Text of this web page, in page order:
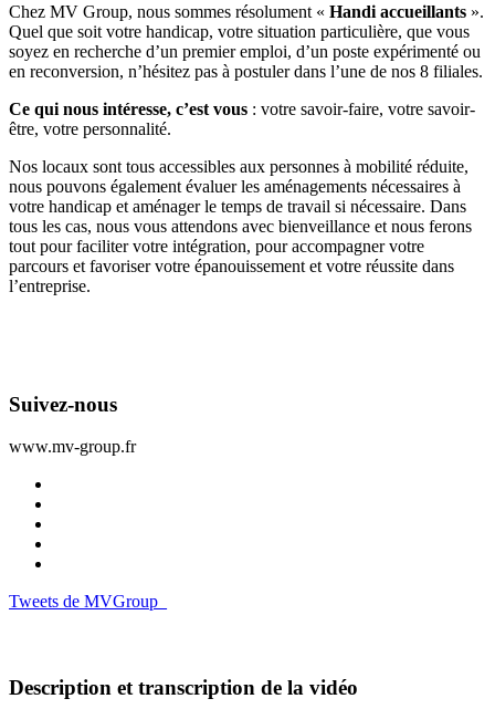
Chez MV Group, nous sommes résolument « Handi accueillants ».
Quel que soit votre handicap, votre situation particulière, que vous
soyez en recherche d’un premier emploi, d’un poste expérimenté ou
en reconversion, n’hésitez pas à postuler dans l’une de nos 8 filiales.
Ce qui nous intéresse, c’est vous : votre savoir-faire, votre savoir-
être, votre personnalité.
Nos locaux sont tous accessibles aux personnes à mobilité réduite,
nous pouvons également évaluer les aménagements nécessaires à
votre handicap et aménager le temps de travail si nécessaire. Dans
tous les cas, nous vous attendons avec bienveillance et nous ferons
tout pour faciliter votre intégration, pour accompagner votre
parcours et favoriser votre épanouissement et votre réussite dans
l’entreprise.
Suivez-nous
www.mv-group.fr
Tweets de MVGroup_
Description et transcription de la vidéo